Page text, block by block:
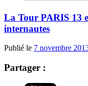
La Tour PARIS 13
internautes
Publié le 7 novembre
Partager :